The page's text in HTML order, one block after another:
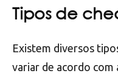
Tipos de
Existem diversos
variar de acordo